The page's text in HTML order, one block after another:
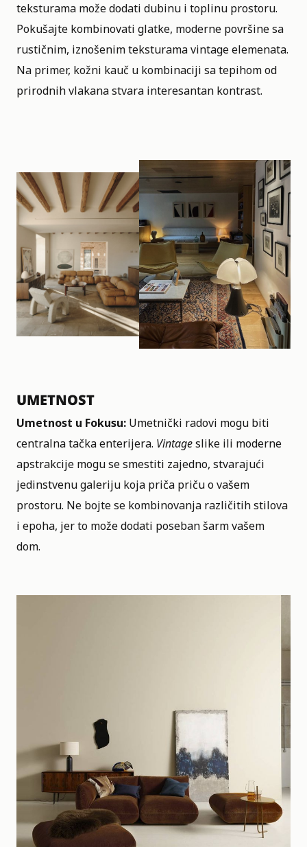
teksturama može dodati dubinu i toplinu prostoru.
Pokušajte kombinovati glatke, moderne površine sa
rustičnim, iznošenim teksturama vintage elemenata.
Na primer, kožni kauč u kombinaciji sa tepihom od
prirodnih vlakana stvara interesantan kontrast.
UMETNOST
Umetnost u Fokusu: Umetnički radovi mogu biti
centralna tačka enterijera. Vintageslike ili moderne
apstrakcije mogu se smestiti zajedno, stvarajući
jedinstvenu galeriju koja priča priču o vašem
prostoru. Ne bojte se kombinovanja različitih stilova
i epoha, jer to može dodati poseban šarm vašem
dom.